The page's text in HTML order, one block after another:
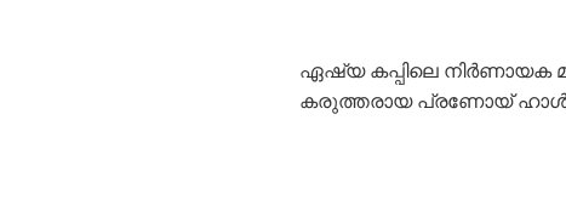
ഏഷ്യ കപ്പിലെ നിർണായക
കരുത്തരായ പ്രണോയ്